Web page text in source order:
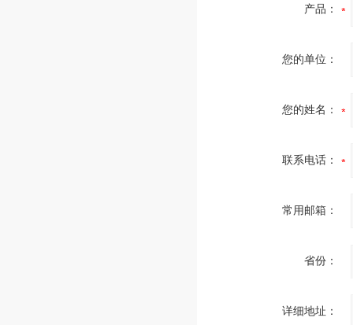
产品：
您的单位：
您的姓名：
联系电话：
常用邮箱：
省份：
详细地址：